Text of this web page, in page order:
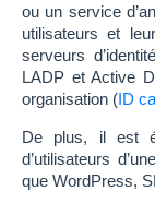
ou un service
utilisateurs et
serveurs
LADP et Active
organisation (ID
De plus, il est
d’utilisateurs
que WordPress,